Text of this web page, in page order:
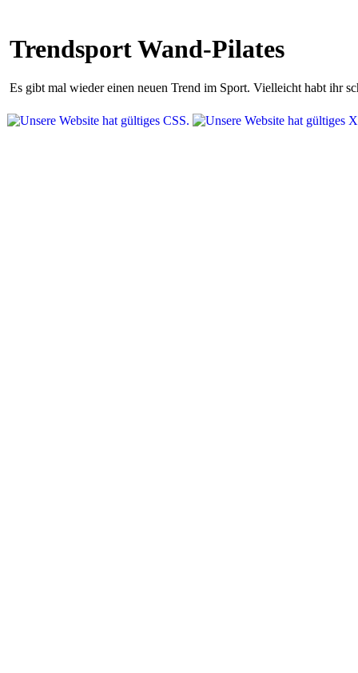
Trendsport Wand-Pilates
Es gibt mal wieder einen neuen Trend im Sport. Vielleicht habt ihr